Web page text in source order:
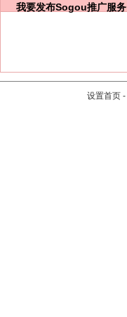
我要发布Sogou推广服务
设置首页 -